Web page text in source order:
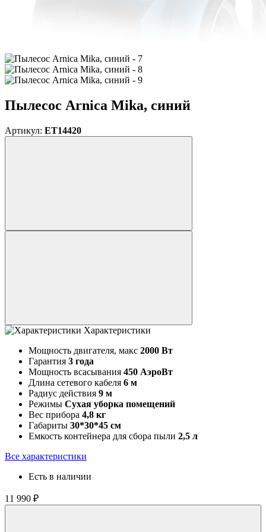
Пылесос Arnica Mika, синий
Артикул: ET14420
Характеристики
Мощность двигателя, макс 2000 Вт
Гарантия 3 года
Мощность всасывания 450 АэроВт
Длина сетевого кабеля 6 м
Радиус действия 9 м
Режимы Сухая уборка помещений
Вес прибора 4,8 кг
Габариты 30*30*45 см
Емкость контейнера для сбора пыли 2,5 л
Все характеристики
Есть в наличии
11 990 ₽